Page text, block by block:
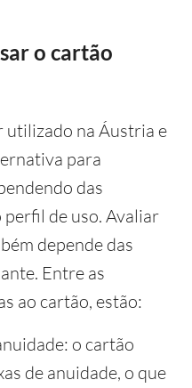
o cartão
utilizado na Áustria e
para
das
de uso. Avaliar
depende das
Entre as
ao cartão, estão:
o cartão
de anuidade, o que